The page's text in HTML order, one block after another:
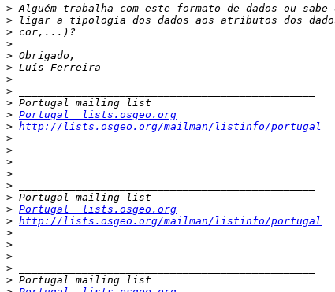
>
>
>
>
>
>
>
>
>
> Portugal  lists.osgeo.org
> http://lists.osgeo.org/mailman/listinfo/portugal
>
>
>
>
>
>
> Portugal  lists.osgeo.org
> http://lists.osgeo.org/mailman/listinfo/portugal
>
>
>
>
>